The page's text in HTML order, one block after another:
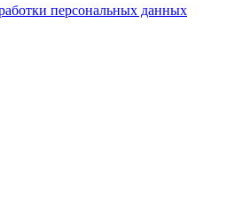
персональных данных